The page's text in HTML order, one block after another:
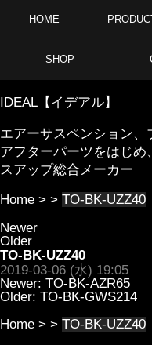
HOME
SHOP
IDEAL【イデアル】
エアーサスペンション
アフターパーツをはじ
スアップ総合メーカー
Home > > TO-BK-UZZ40
Newer
Older
TO-BK-UZZ40
2019-03-06 (水) 19:05
Newer: TO-BK-AZR65
Older: TO-BK-GWS214
Home > > TO-BK-UZZ40